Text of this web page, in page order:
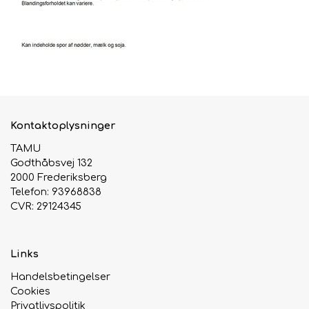
Kontaktoplysninger
TAMU
Godthåbsvej 132
2000 Frederiksberg
Telefon: 93968838
CVR: 29124345
Links
Handelsbetingelser
Cookies
Privatlivspolitik